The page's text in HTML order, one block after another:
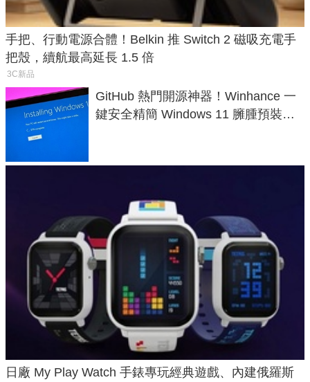
手把、行動電源合體！Belkin 推 Switch 2 磁吸充電手
把殼，續航最高延長 1.5 倍
3C新品
GitHub 熱門開源神器！Winhance 一
鍵安全精簡 Windows 11 臃腫預裝軟
日廠 My Play Watch 手錶專玩經典遊戲、內建俄羅斯